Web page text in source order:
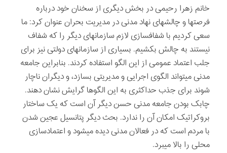
خانم زهرا رحیمی در بخش دیگری از سخنان خود درباره
فرصت­ها و چالشهای نهاد مدنی در مدیریت بحران عنوان کرد: ما
سعی کردیم با شفاف­سازی لازم سازمانهای دیگر را که شفاف
نیستند به چالش بکشیم. بسیاری از سازمانهای دولتی نیز برای
جلب اعتماد عمومی از این الگو استفاده کردند. بنابراین جامعه
مدنی می­تواند الگوی اجرایی و مدیریتی بسازد، و دیگران ناچار
شوند برای جذب حداکثری به این الگوها گرایش نشان دهند.
چابک بودن جامعه مدنی حسن دیگر آن است که یک ساختار
بروکراتیک امکان آن را ندارد. بحث دیگر پتانسیل عجین شدن
با مردم است که در فعالان مدنی دیده می­شود و اعتمادسازی
محلی را بالا می­برد.